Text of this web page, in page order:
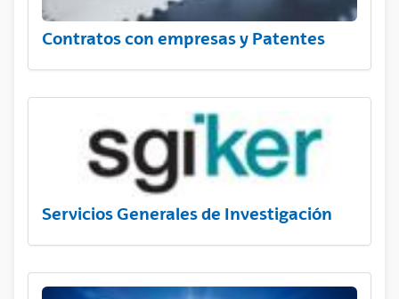
Contratos con empresas y Patentes
Servicios Generales de Investigación